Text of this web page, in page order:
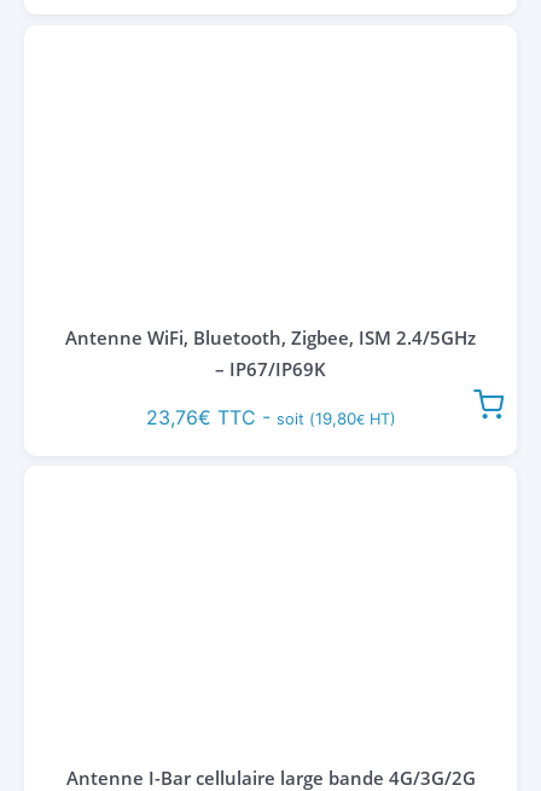
Antenne WiFi, Bluetooth, Zigbee, ISM 2.4/5GHz
– IP67/IP69K
23,76€ TTC - soit (19,80€HT)
Antenne I-Bar cellulaire large bande 4G/3G/2G